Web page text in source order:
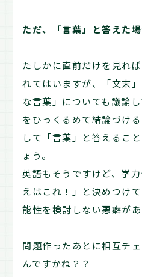
ただ、「言葉」と答えた
たしかに直前だけを見れ
れてはいますが、「文末
な言葉」についても議論
をひっくるめて結論づけ
して「言葉」と答えるこ
ょう。
英語もそうですけど、学
えはこれ！」と決めつけ
能性を検討しない悪癖があ
問題作ったあとに相互チ
んですかね？？